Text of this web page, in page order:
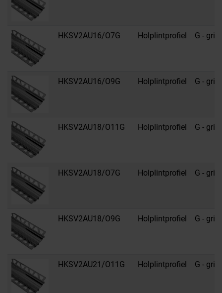
HKSV2AU16/O7G Holplintprofiel G - grijs
HKSV2AU16/O9G Holplintprofiel G - grijs
HKSV2AU18/O11G Holplintprofiel G - grijs
HKSV2AU18/O7G Holplintprofiel G - grijs
HKSV2AU18/O9G Holplintprofiel G - grijs
HKSV2AU21/O11G Holplintprofiel G - grijs